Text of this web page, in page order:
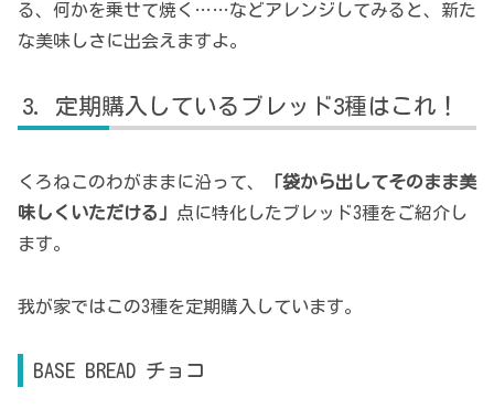
る、何かを乗せて焼く……などアレンジしてみると、新た
な美味しさに出会えますよ。
定期購入しているブレッド3種はこれ！
くろねこのわがままに沿って、
「袋から出してそのまま美
味しくいただける」 点に特化したブレッド3種をご紹介し
ます。
我が家ではこの3種を定期購入しています。
BASE BREAD チョコ